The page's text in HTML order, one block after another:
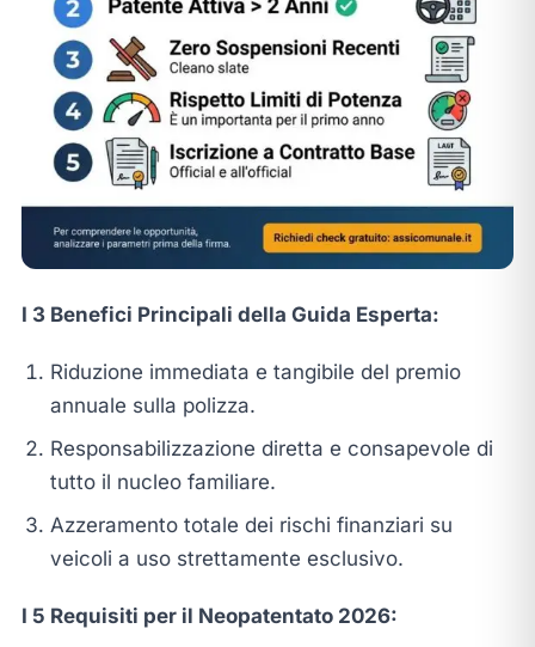
I 3 Benefici Principali della Guida Esperta:
Riduzione immediata e tangibile del premio
annuale sulla polizza.
Responsabilizzazione diretta e consapevole di
tutto il nucleo familiare.
Azzeramento totale dei rischi finanziari su
veicoli a uso strettamente esclusivo.
I 5 Requisiti per il Neopatentato 2026: